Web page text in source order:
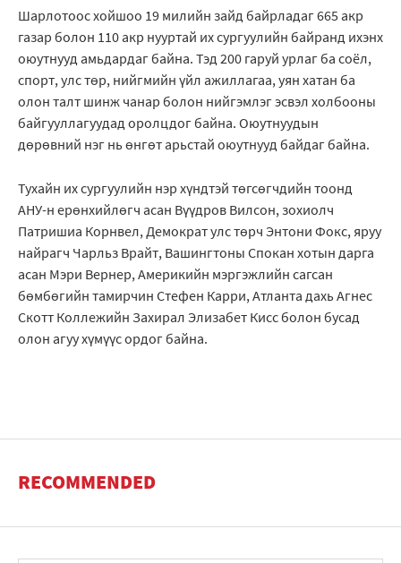
Шарлотоос хойшоо 19 милийн зайд байрладаг 665 акр
газар болон 110 акр нууртай их сургуулийн байранд ихэнх
оюутнууд амьдардаг байна. Тэд 200 гаруй урлаг ба соёл,
спорт, улс төр, нийгмийн үйл ажиллагаа, уян хатан ба
олон талт шинж чанар болон нийгэмлэг эсвэл холбооны
байгууллагуудад оролцдог байна. Оюутнуудын
дөрөвний нэг нь өнгөт арьстай оюутнууд байдаг байна.
Тухайн их сургуулийн нэр хүндтэй төгсөгчдийн тоонд
АНУ-н ерөнхийлөгч асан Вүүдров Вилсон, зохиолч
Патришиа Корнвел, Демократ улс төрч Энтони Фокс, яруу
найрагч Чарльз Врайт, Вашингтоны Спокан хотын дарга
асан Мэри Вернер, Америкийн мэргэжлийн сагсан
бөмбөгийн тамирчин Стефен Карри, Атланта дахь Агнес
Скотт Коллежийн Захирал Элизабет Кисс болон бусад
олон агуу хүмүүс ордог байна.
RECOMMENDED